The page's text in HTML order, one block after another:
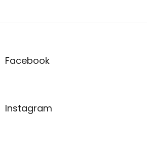
Z
aFacebook
Instagram